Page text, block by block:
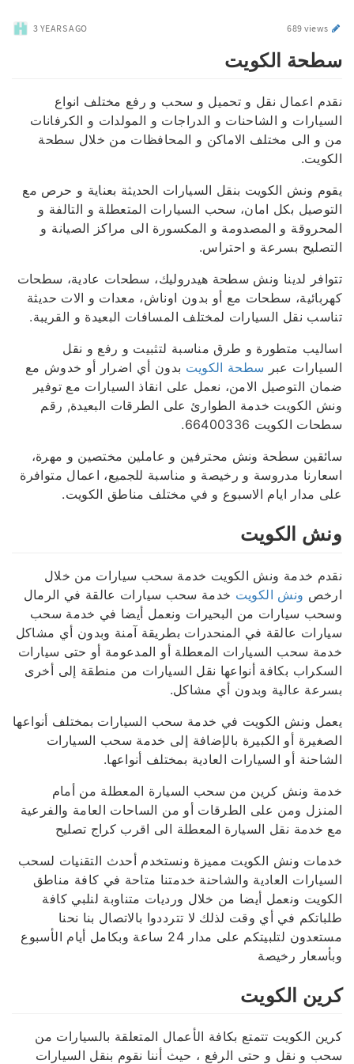
3 YEARS AGO 689 views
سطحة الكويت
نقدم اعمال نقل و تحميل و سحب و رفع مختلف انواع
السيارات و الشاحنات و الدراجات و المولدات و الكرفانات
من و الى مختلف الاماكن و المحافظات من خلال سطحة
الكويت.
يقوم ونش الكويت بنقل السيارات الحديثة بعناية و حرص مع
التوصيل بكل امان، سحب السيارات المتعطلة و التالفة و
المحروقة و المصدومة و المكسورة الى مراكز الصيانة و
التصليح بسرعة و احتراس.
تتوافر لدينا ونش سطحة هيدروليك، سطحات عادية، سطحات
كهربائية، سطحات مع أو بدون اوناش، معدات و الات حديثة
تناسب نقل السيارات لمختلف المسافات البعيدة و القريبة.
اساليب متطورة و طرق مناسبة لتثبيت و رفع و نقل
السيارات عبر سطحة الكويت بدون أي اضرار أو خدوش مع
ضمان التوصيل الامن، نعمل على انقاذ السيارات مع توفير
ونش الكويت خدمة الطوارئ على الطرقات البعيدة, رقم
سطحات الكويت 66400336.
سائقين سطحة ونش محترفين و عاملين مختصين و مهرة،
اسعارنا مدروسة و رخيصة و مناسبة للجميع، اعمال متوافرة
على مدار ايام الاسبوع و في مختلف مناطق الكويت.
ونش الكويت
نقدم خدمة ونش الكويت خدمة سحب سيارات من خلال
ارخص ونش الكويت خدمة سحب سيارات عالقة في الرمال
وسحب سيارات من البحيرات ونعمل أيضا في خدمة سحب
سيارات عالقة في المنحدرات بطريقة آمنة وبدون أي مشاكل
خدمة سحب السيارات المعطلة أو المدعومة أو حتى سيارات
السكراب بكافة أنواعها نقل السيارات من منطقة إلى أخرى
بسرعة عالية وبدون أي مشاكل.
يعمل ونش الكويت في خدمة سحب السيارات بمختلف أنواعها
الصغيرة أو الكبيرة بالإضافة إلى خدمة سحب السيارات
الشاحنة أو السيارات العادية بمختلف أنواعها.
خدمة ونش كرين من سحب السيارة المعطلة من أمام
المنزل ومن على الطرقات أو من الساحات العامة والفرعية
مع خدمة نقل السيارة المعطلة الى اقرب كراج تصليح
خدمات ونش الكويت مميزة ونستخدم أحدث التقنيات لسحب
السيارات العادية والشاحنة خدمتنا متاحة في كافة مناطق
الكويت ونعمل أيضا من خلال ورديات متناوبة لنلبي كافة
طلباتكم في أي وقت لذلك لا تترددوا بالاتصال بنا نحنا
مستعدون لتلبيتكم على مدار 24 ساعة وبكامل أيام الأسبوع
وبأسعار رخيصة
كرين الكويت
كرين الكويت تتمتع بكافة الأعمال المتعلقة بالسيارات من
سحب و نقل و حتى الرفع ، حيث أننا نقوم بنقل السيارات